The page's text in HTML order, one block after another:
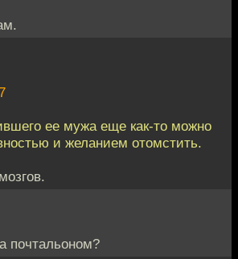
ее мужа еще как-то можно
и желанием отомстить.
почтальоном?